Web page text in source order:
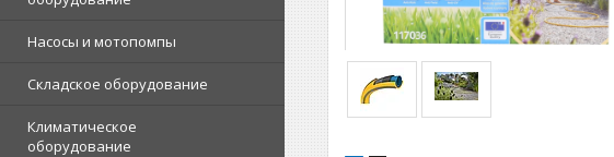
Насосы и мотопомпы
Складское оборудование
Климатическое
оборудование